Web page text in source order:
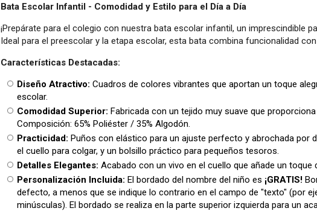
Bata Escolar Infantil - Comodidad y Estilo para el Día a Día
¡Prepárate para el colegio con nuestra bata escolar infantil, un imprescindible
Ideal para el preescolar y la etapa escolar, esta bata combina funcionalidad
Características Destacadas:
Diseño Atractivo: Cuadros de colores vibrantes que aportan un toque
escolar.
Comodidad Superior: Fabricada con un tejido muy suave que
Composición: 65% Poliéster / 35% Algodón.
Practicidad: Puños con elástico para un ajuste perfecto y abrochada por
el cuello para colgar, y un bolsillo práctico para pequeños tesoros.
Detalles Elegantes: Acabado con un vivo en el cuello que añade un toque
Personalización Incluida: El bordado del nombre del niño es ¡GRATIS!
defecto, a menos que se indique lo contrario en el campo de "texto" (por
minúsculas). El bordado se realiza en la parte superior izquierda para un